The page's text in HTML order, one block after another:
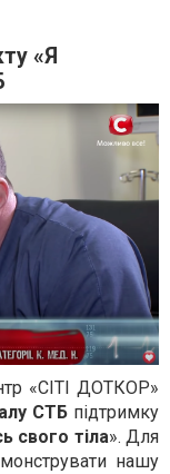
«Я
«СІТІ ДОТКОР»
СТБ підтримку
свого тіла». Для
нашу